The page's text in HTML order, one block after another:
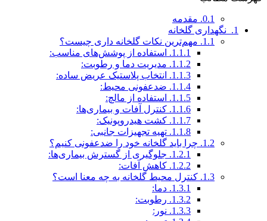
0.1. مقدمه
1.
نگهداری گلخانه
1.1. مهم‌ترین نکات گلخانه داری چیست؟
1.1.1.
استفاده از پوشش‌های مناسب:
1.1.2. مدیریت دما و رطوبت:
1.1.3.
انتخاب پلاستیک عریض ساده:
1.1.4. ضدعفونی محیط:
1.1.5.
استفاده از مالچ:
1.1.6. کنترل آفات و بیماری‌ها:
1.1.7. کشت هیدروپونیک:
1.1.8. تهیه تجهیزات جانبی:
1.2. چرا باید گلخانه خود را ضدعفونی کنیم؟
1.2.1. جلوگیری از گسترش بیماری‌ها:
1.2.2. کاهش آفات:
1.3. کنترل محیط گلخانه به چه معنا است؟
1.3.1. دما:
1.3.2. رطوبت:
1.3.3. نور: